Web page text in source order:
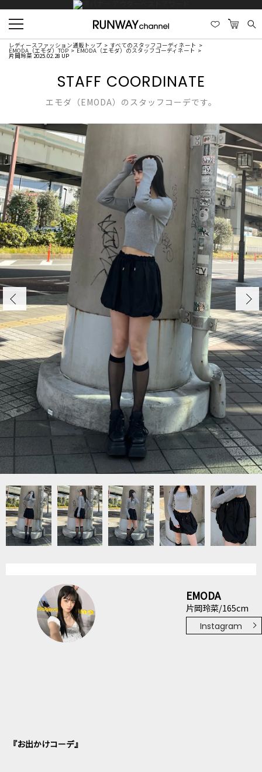
レディースファッション通販トップ すべてのスタッフコーディネート
EMODA（エモダ）TOP EMODA（エモダ）のスタッフコーディネート
片岡玲菜 2025.02.28 UP
STAFF COORDINATE
エモダ（EMODA）のスタッフコーデです。
EMODA
片岡玲菜/165cm
Instagram
『お出かけコーデ』